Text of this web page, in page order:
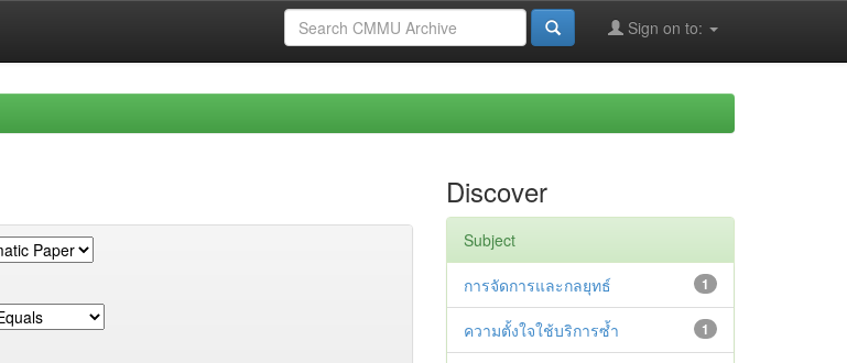
Sign on to:
Discover
Subject
1
การจัดการและกลยุทธ์
1
ความตั้งใจใช้บริการซํ้า